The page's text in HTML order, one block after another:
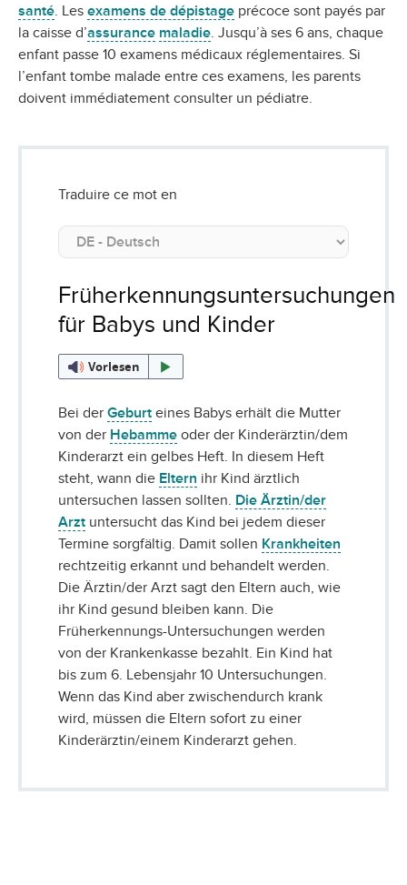
santé. Les examens de dépistage précoce sont payés par
la caisse d’assurance maladie. Jusqu’à ses 6 ans, chaque
enfant passe 10 examens médicaux réglementaires. Si
l’enfant tombe malade entre ces examens, les parents
doivent immédiatement consulter un pédiatre.
Traduire ce mot en
Früherkennungsuntersuchungen
für Babys und Kinder
Vorlesen
Bei der Geburt eines Babys erhält die Mutter
von der Hebamme oder der Kinderärztin/dem
Kinderarzt ein gelbes Heft. In diesem Heft
steht, wann die Eltern ihr Kind ärztlich
untersuchen lassen sollten. Die Ärztin/der
Arzt untersucht das Kind bei jedem dieser
Termine sorgfältig. Damit sollen Krankheiten
rechtzeitig erkannt und behandelt werden.
Die Ärztin/der Arzt sagt den Eltern auch, wie
ihr Kind gesund bleiben kann. Die
Früherkennungs-Untersuchungen werden
von der Krankenkasse bezahlt. Ein Kind hat
bis zum 6. Lebensjahr 10 Untersuchungen.
Wenn das Kind aber zwischendurch krank
wird, müssen die Eltern sofort zu einer
Kinderärztin/einem Kinderarzt gehen.